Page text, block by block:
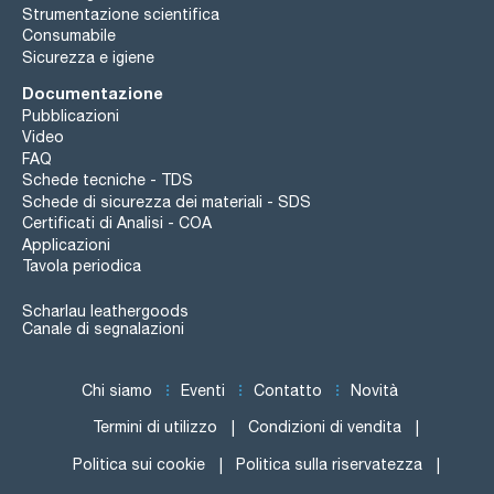
Strumentazione scientifica
Consumabile
Sicurezza e igiene
Documentazione
Pubblicazioni
Video
FAQ
Schede tecniche - TDS
Schede di sicurezza dei materiali - SDS
Certificati di Analisi - COA
Applicazioni
Tavola periodica
Scharlau leathergoods
Canale di segnalazioni
Chi siamo Eventi Contatto Novità
Termini di utilizzo Condizioni di vendita
Politica sui cookie Politica sulla riservatezza